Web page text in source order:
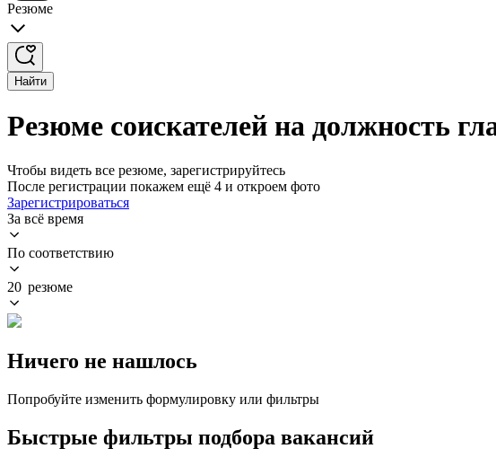
Резюме
Найти
Резюме соискателей на должность
Чтобы видеть все резюме, зарегистрируйтесь
После регистрации покажем ещё 4 и откроем фото
Зарегистрироваться
За всё время
По соответствию
20 резюме
Ничего не нашлось
Попробуйте изменить формулировку или фильтры
Быстрые фильтры подбора вакансий